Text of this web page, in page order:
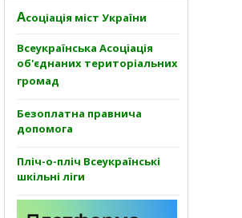
Асоціація міст України
Всеукраїнська Асоціація
об'єднаних територіальних
громад
Безоплатна правнича
допомога
Пліч-о-пліч Всеукраїнські
шкільні ліги